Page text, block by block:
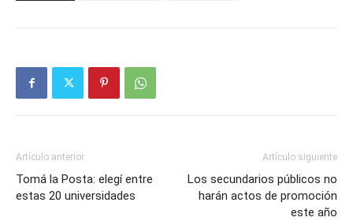
Artículo anterior
Tomá la Posta: elegí entre
estas 20 universidades
Artículo siguiente
Los secundarios públicos no
harán actos de promoción
este año